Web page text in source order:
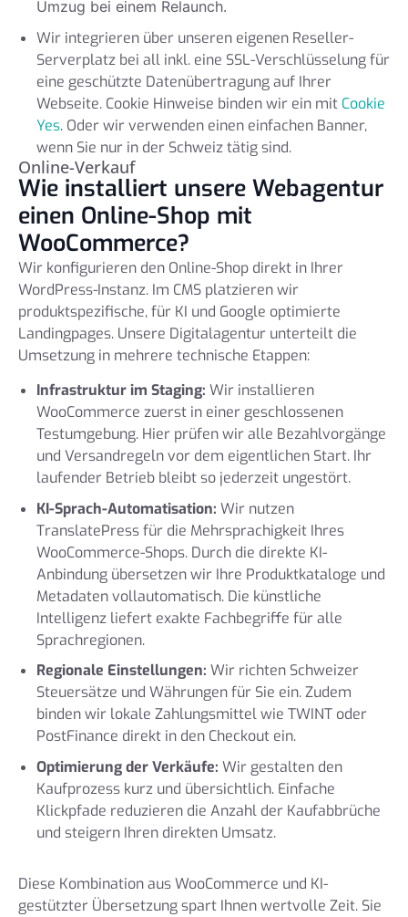
Umzug bei einem Relaunch.
Wir integrieren über unseren eigenen Reseller-
Serverplatz bei all inkl. eine SSL-Verschlüsselung für
eine geschützte Datenübertragung auf Ihrer
Webseite. Cookie Hinweise binden wir ein mit Cookie
Yes. Oder wir verwenden einen einfachen Banner,
wenn Sie nur in der Schweiz tätig sind.
Online-Verkauf
Wie installiert unsere Webagentur
einen Online-Shop mit
WooCommerce?
Wir konfigurieren den Online-Shop direkt in Ihrer
WordPress-Instanz. Im CMS platzieren wir
produktspezifische, für KI und Google optimierte
Landingpages. Unsere Digitalagentur unterteilt die
Umsetzung in mehrere technische Etappen:
Infrastruktur im Staging: Wir installieren
WooCommerce zuerst in einer geschlossenen
Testumgebung. Hier prüfen wir alle Bezahlvorgänge
und Versandregeln vor dem eigentlichen Start. Ihr
laufender Betrieb bleibt so jederzeit ungestört.
KI-Sprach-Automatisation: Wir nutzen
TranslatePress für die Mehrsprachigkeit Ihres
WooCommerce-Shops. Durch die direkte KI-
Anbindung übersetzen wir Ihre Produktkataloge und
Metadaten vollautomatisch. Die künstliche
Intelligenz liefert exakte Fachbegriffe für alle
Sprachregionen.
Regionale Einstellungen: Wir richten Schweizer
Steuersätze und Währungen für Sie ein. Zudem
binden wir lokale Zahlungsmittel wie TWINT oder
PostFinance direkt in den Checkout ein.
Optimierung der Verkäufe: Wir gestalten den
Kaufprozess kurz und übersichtlich. Einfache
Klickpfade reduzieren die Anzahl der Kaufabbrüche
und steigern Ihren direkten Umsatz.
Diese Kombination aus WooCommerce und KI-
gestützter Übersetzung spart Ihnen wertvolle Zeit. Sie